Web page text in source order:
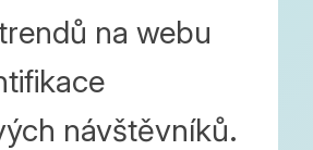
na webu
návštěvníků.